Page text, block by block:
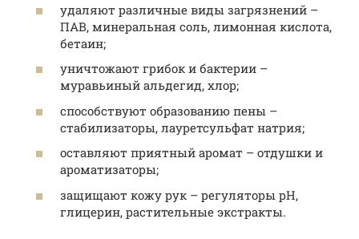
удаляют различные виды загрязнений –
ПАВ, минеральная соль, лимонная кислота,
бетаин;
уничтожают грибок и бактерии –
муравьиный альдегид, хлор;
способствуют образованию пены –
стабилизаторы, лауретсульфат натрия;
оставляют приятный аромат – отдушки и
ароматизаторы;
защищают кожу рук – регуляторы pH,
глицерин, растительные экстракты.